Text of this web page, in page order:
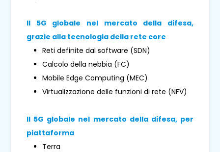
Il 5G globale nel mercato della difesa,
grazie alla tecnologia della rete core
Reti definite dal software (SDN)
Calcolo della nebbia (FC)
Mobile Edge Computing (MEC)
Virtualizzazione delle funzioni di rete (NFV)
Il 5G globale nel mercato della difesa, per
piattaforma
Terra